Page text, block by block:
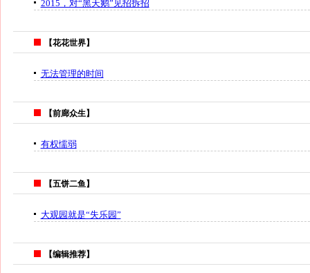
2015，对“黑天鹅”见招拆招
【花花世界】
无法管理的时间
【前廊众生】
有权懦弱
【五饼二鱼】
大观园就是“失乐园”
【编辑推荐】